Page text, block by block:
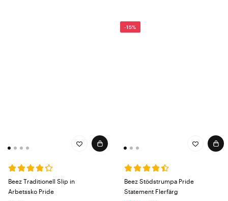
Beez Traditionell Slip in
Arbetssko Pride
-15%
Beez Stödstrumpa Pride
Statement Flerfärg